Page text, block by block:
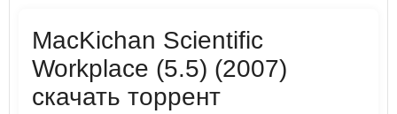
MacKichan Scientific
Workplace (5.5) (2007)
скачать торрент